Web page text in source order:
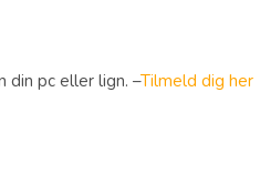
din pc eller lign. –Tilmeld dig her